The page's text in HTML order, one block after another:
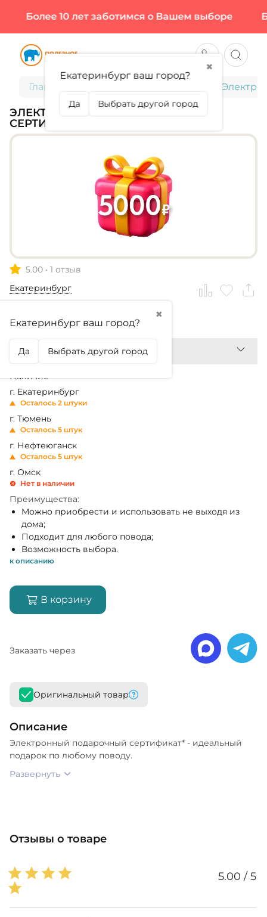
Более 10 лет заботимся о Вашем выборе
Главная
ЭЛЕКТРОННЫЙ ПОДАРОЧНЫЙ
СЕРТИФИКАТ 5000 РУБЛЕЙ
5.00 • 1 отзыв
Екатеринбург
✖
Екатеринбург ваш город?
Да Выбрать другой город
5 000₽
Наличие
г. Екатеринбург
Осталось 2 штуки
г. Тюмень
Осталось 5 штук
г. Нефтеюганск
Осталось 5 штук
г. Омск
Нет в наличии
Преимущества:
Можно приобрести и использовать не выходя из
дома;
Подходит для любого повода;
Возможность выбора.
к описанию
В корзину
Заказать через
Оригинальный товар
Описание
Электронный подарочный сертификат* - идеальный
подарок по любому поводу.
Развернуть
Отзывы о товаре
5.00 / 5
✖
Екатеринбург ваш город?
Да Выбрать другой город